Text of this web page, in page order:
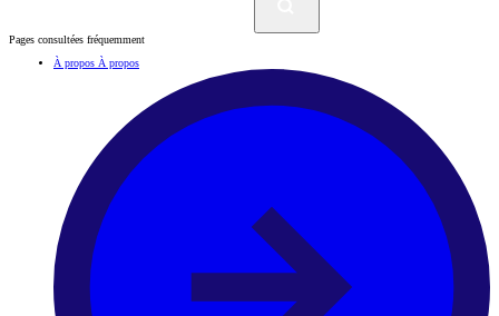
Pages consultées fréquemment
À propos À propos